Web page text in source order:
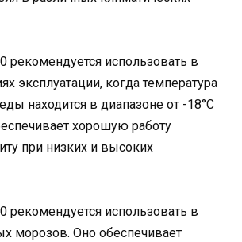
рекомендуется использовать в
эксплуатации, когда температура
находится в диапазоне от -18°C
хорошую работу
при низких и высоких
рекомендуется использовать в
морозов. Оно обеспечивает